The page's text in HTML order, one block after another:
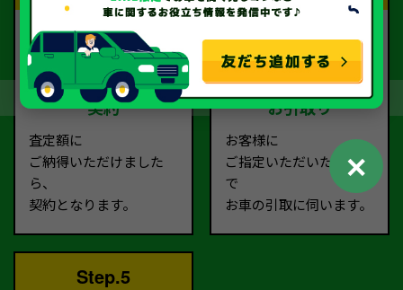
契約
査定額に
ご納得いただけました
ら、
契約となります。
お引取り
お客様に
ご指定いただいた場所ま
で
お車の引取に伺います。
Step.5
✕